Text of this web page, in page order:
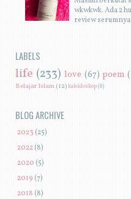
wkwkwk. Ada 2
review
LABELS
life (233) love (67) poem
Belajar Islam (12)kaleidoskop(8)
BLOG ARCHIVE
2023 (25)
2022 (8)
2020(5)
2019 (7)
2018 (8)